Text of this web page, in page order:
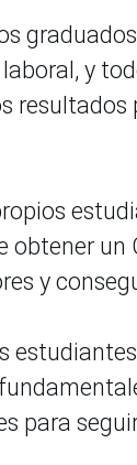
y
obtener
y
para